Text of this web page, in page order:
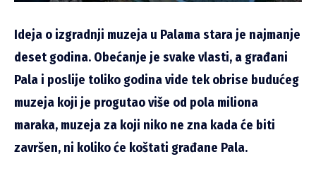
Ideja o izgradnji muzeja u Palama stara je najmanje
deset godina. Obećanje je svake vlasti, a građani
Pala i poslije toliko godina vide tek obrise budućeg
muzeja koji je progutao više od pola miliona
maraka, muzeja za koji niko ne zna kada će biti
završen, ni koliko će koštati građane Pala.